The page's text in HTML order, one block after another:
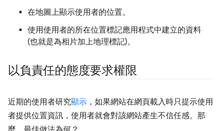
在地圖上顯示使用者的位置。
使用使用者的所在位置標記應用程式中建立的資料
(也就是為相片加上地理標記)。
以負責任的態度要求權限
近期的使用者研究顯示 ，如果網站在網頁載入時只提示使用
者提供位置資訊，使用者就會對該網站產生不信任感。那